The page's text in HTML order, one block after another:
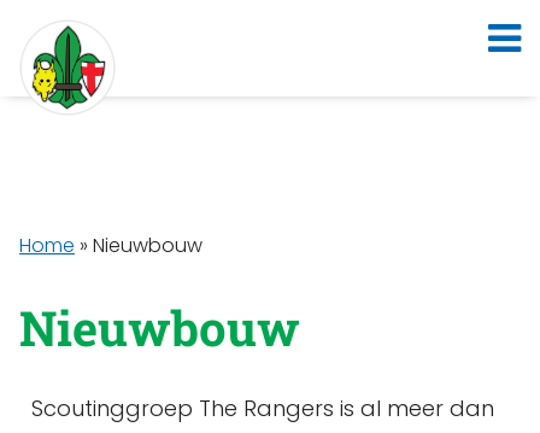
Home » Nieuwbouw
Nieuwbouw
Scoutinggroep The Rangers is al meer dan